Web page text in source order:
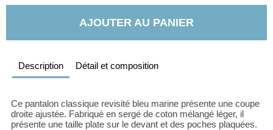
AJOUTER AU PANIER
Description Détail et composition
Ce pantalon classique revisité bleu marine présente une coupe
droite ajustée. Fabriqué en sergé de coton mélangé léger, il
présente une taille plate sur le devant et des poches plaquées.